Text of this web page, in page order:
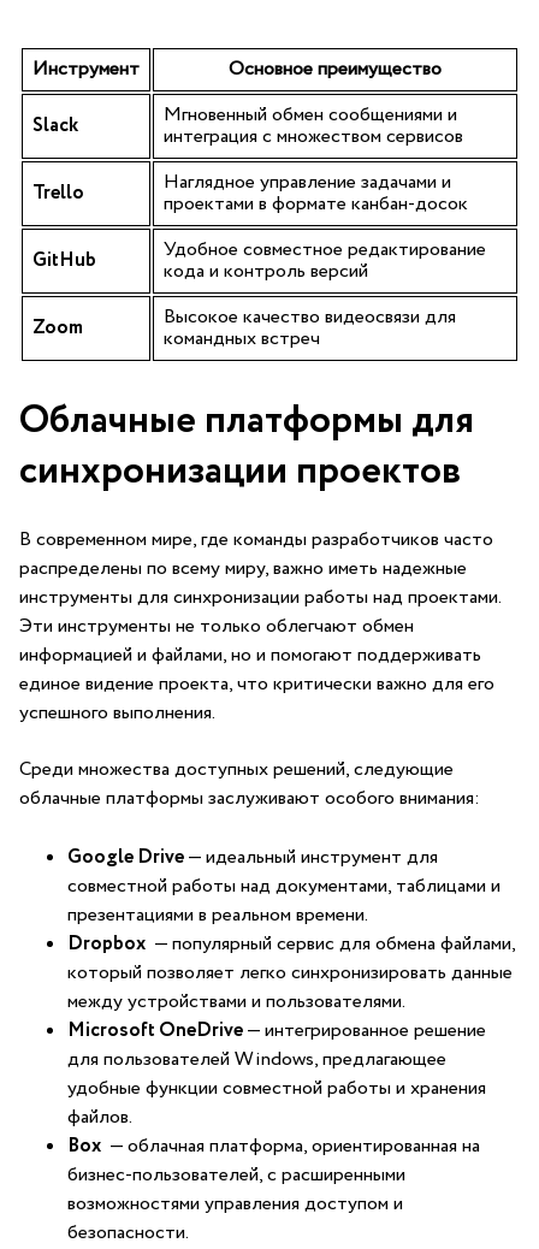
Инструмент Основное преимущество
Slack Мгновенный обмен сообщениями и
⁢интеграция с множеством сервисов
Trello Наглядное ⁤управление задачами ‍и
проектами в формате канбан-досок
GitHub Удобное совместное редактирование
кода и контроль версий
Zoom Высокое качество видеосвязи для
командных встреч
Облачные платформы для
синхронизации проектов
В современном мире, где команды разработчиков часто
распределены по всему миру, важно иметь надежные
⁣инструменты для синхронизации работы над проектами.
Эти ⁣инструменты не только облегчают обмен
информацией⁤ и файлами, но и помогают поддерживать
единое видение проекта, что критически важно для его
⁤успешного выполнения.
Среди множества доступных решений, следующие
⁤облачные платформы заслуживают особого ⁢внимания:
Google Drive— идеальный инструмент⁤ для
совместной работы над документами, таблицами и
презентациями в реальном времени.
Dropbox ⁤ — популярный сервис для обмена файлами,
который позволяет легко синхронизировать данные
между​ устройствами​ и пользователями.
Microsoft OneDrive— интегрированное решение
для пользователей Windows, предлагающее
удобные функции совместной работы и хранения
файлов.
Box ‌ — облачная ⁣платформа, ориентированная⁣ на
бизнес-пользователей, с расширенными
возможностями управления доступом и
безопасности.